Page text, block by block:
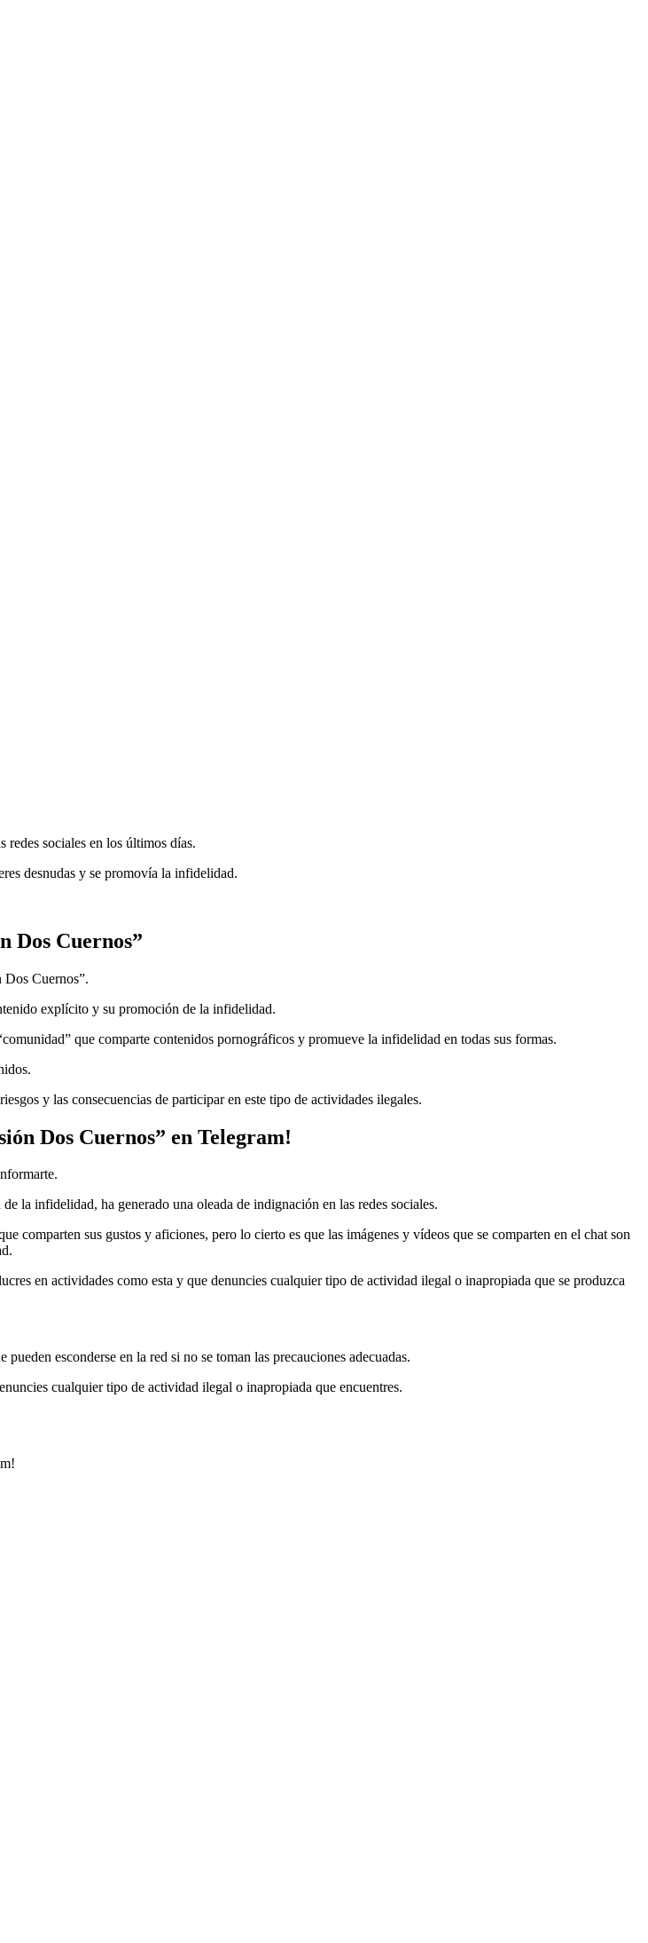
redes sociales en los últimos días.
desnudas y se promovía la infidelidad.
Dos Cuernos”
Dos Cuernos”.
explícito y su promoción de la infidelidad.
que comparte contenidos pornográficos y promueve la infidelidad en todas sus formas.
y las consecuencias de participar en este tipo de actividades ilegales.
Dos Cuernos” en Telegram!
la infidelidad, ha generado una oleada de indignación en las redes sociales.
comparten sus gustos y aficiones, pero lo cierto es que las imágenes y vídeos que se comparten en el chat son
en actividades como esta y que denuncies cualquier tipo de actividad ilegal o inapropiada que se produzca
esconderse en la red si no se toman las precauciones adecuadas.
cualquier tipo de actividad ilegal o inapropiada que encuentres.